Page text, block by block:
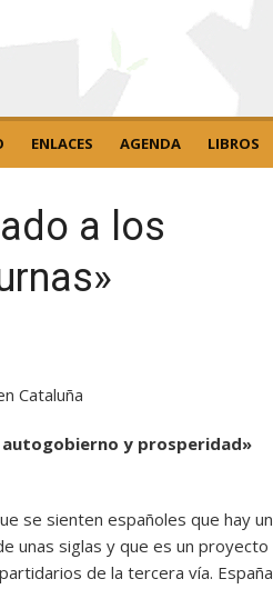
ENLACES AGENDA LIBROS
a los
Cataluña
autogobierno y prosperidad»
se sienten españoles que hay un
unas siglas y que es un proyecto
de la tercera vía. España